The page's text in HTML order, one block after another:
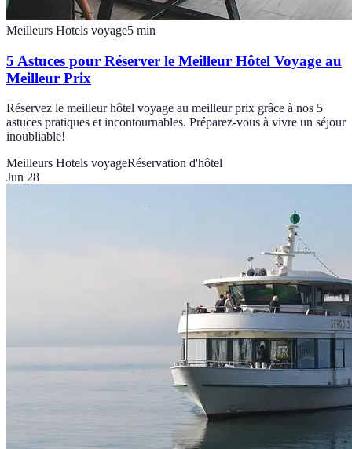
Meilleurs Hotels voyage5 min
5 Astuces pour Réserver le Meilleur Hôtel Voyage au
Meilleur Prix
Réservez le meilleur hôtel voyage au meilleur prix grâce à nos 5
astuces pratiques et incontournables. Préparez-vous à vivre un séjour
inoubliable!
Meilleurs Hotels voyageRéservation d'hôtel
Jun 28